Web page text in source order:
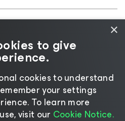
|
|Jurídico|Política de
para Fornecedores
idioma
×
to give
cookies to understand
your settings
​To learn more
visit our Cookie Notice.